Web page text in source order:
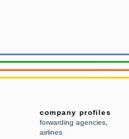
company profiles
forwarding agencies
airlines